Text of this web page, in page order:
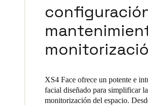
Français Nederlands English
Czech Republic
XS4 Face ofrece un potente e
facial diseñado para simplificar
monitorización del espacio.